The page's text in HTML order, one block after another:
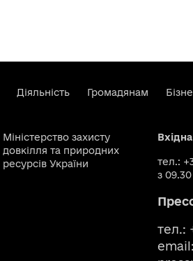
Діяльність Громадянам
Міністерство захисту
довкілля та природних
ресурсів України
тел.:
з
тел.:
email: